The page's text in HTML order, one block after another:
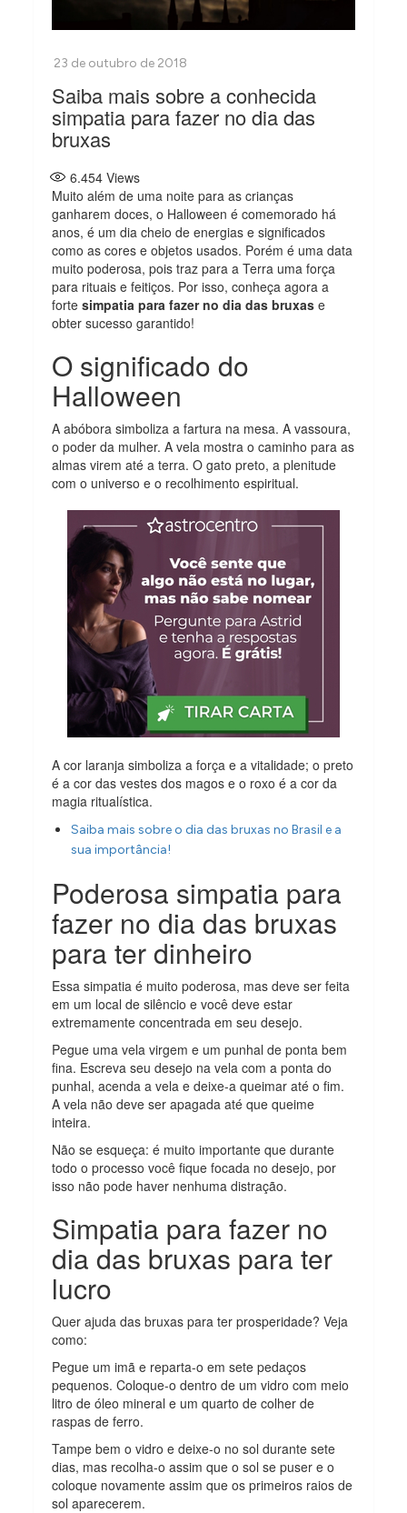
Saiba mais sobre a conhecida
simpatia para fazer no dia das
bruxas
6.454 Views
Muito além de uma noite para as crianças
ganharem doces, o Halloween é comemorado há
anos, é um dia cheio de energias e significados
como as cores e objetos usados. Porém é uma data
muito poderosa, pois traz para a Terra uma força
para rituais e feitiços. Por isso, conheça agora a
fortesimpatia para fazer no dia das bruxas e
obter sucesso garantido!
O significado do
Halloween
A abóbora simboliza a fartura na mesa. A vassoura,
o poder da mulher. A vela mostra o caminho para as
almas virem até a terra. O gato preto, a plenitude
com o universo e o recolhimento espiritual.
A cor laranja simboliza a força e a vitalidade; o preto
é a cor das vestes dos magos e o roxo é a cor da
magia ritualística.
Saiba mais sobre o dia das bruxas no Brasil e a
sua importância!
Poderosa simpatia para
fazer no dia das bruxas
para ter dinheiro
Essa simpatia é muito poderosa, mas deve ser feita
em um local de silêncio e você deve estar
extremamente concentrada em seu desejo.
Pegue uma vela virgem e um punhal de ponta bem
fina. Escreva seu desejo na vela com a ponta do
punhal, acenda a vela e deixe-a queimar até o fim.
A vela não deve ser apagada até que queime
inteira.
Não se esqueça: é muito importante que durante
todo o processo você fique focada no desejo, por
isso não pode haver nenhuma distração.
Simpatia para fazer no
dia das bruxas para ter
lucro
Quer ajuda das bruxas para ter prosperidade? Veja
como:
Pegue um imã e reparta-o em sete pedaços
pequenos. Coloque-o dentro de um vidro com meio
litro de óleo mineral e um quarto de colher de
raspas de ferro.
Tampe bem o vidro e deixe-o no sol durante sete
dias, mas recolha-o assim que o sol se puser e o
coloque novamente assim que os primeiros raios de
sol aparecerem.